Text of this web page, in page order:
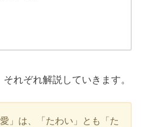
れぞれ解説していきます。
」は、「たわい」とも「た